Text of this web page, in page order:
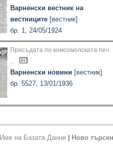
Варненски вестник на
вестниците [вестник]
бр. 1, 24/05/1924
Присъдата по комсомолската печ
...
Варненски новини [вестник]
бр. 5527, 13/01/1936
Име на Базата Данни Ново